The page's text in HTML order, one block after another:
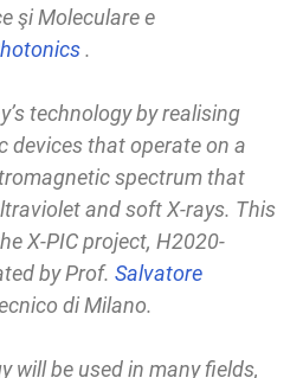
şi Moleculare e
.
technology by realising
devices that operate on a
spectrum that
and soft X-rays. This
X-PIC project, H2020-
by Prof. Salvatore
di Milano.
will be used in many fields,